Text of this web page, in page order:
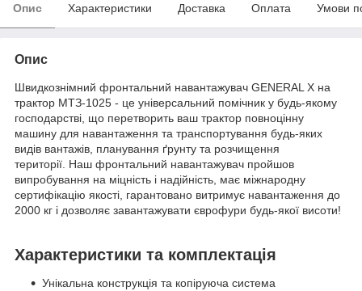
Опис Характеристики Доставка Оплата Умови
Опис
Швидкознімний фронтальний навантажувач GENERAL X на
трактор МТЗ-1025 - це універсальний помічник у будь-якому
господарстві, що перетворить ваш трактор повноцінну
машину для навантаження та транспортування будь-яких
видів вантажів, планування ґрунту та розчищення
території. Наш фронтальний навантажувач пройшов
випробування на міцність і надійність, має міжнародну
сертифікацію якості, гарантовано витримує навантаження до
2000 кг і дозволяє завантажувати єврофури будь-якої висоти!
Характеристики та комплектація
Унікальна конструкція та копіруюча система